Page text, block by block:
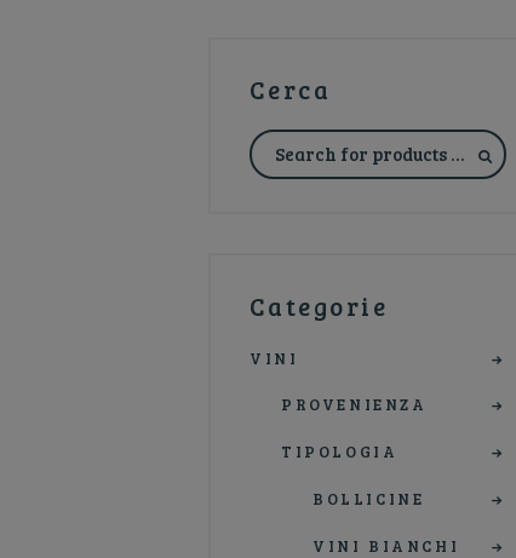
Cerca
Categorie
VINI
PROVENIENZA
TIPOLOGIA
BOLLICINE
VINI BIANCHI